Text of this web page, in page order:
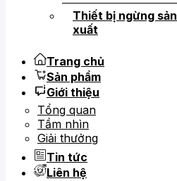
Thiết bị ngừng sản
xuất
Trang chủ
Sản phẩm
Giới thiệu
Tổng quan
Tầm nhìn
Giải thưởng
Tin tức
Liên hệ